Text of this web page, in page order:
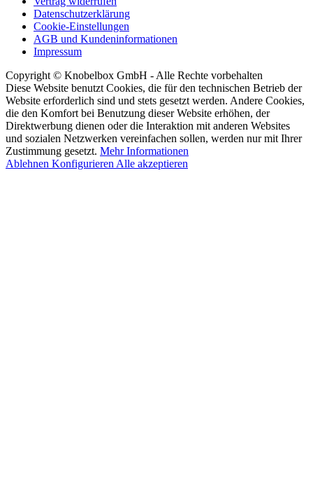
Datenschutzerklärung
Cookie-Einstellungen
AGB und Kundeninformationen
Impressum
Copyright © Knobelbox GmbH - Alle Rechte vorbehalten
Diese Website benutzt Cookies, die für den technischen Betrieb der
Website erforderlich sind und stets gesetzt werden. Andere Cookies,
die den Komfort bei Benutzung dieser Website erhöhen, der
Direktwerbung dienen oder die Interaktion mit anderen Websites
und sozialen Netzwerken vereinfachen sollen, werden nur mit Ihrer
Zustimmung gesetzt. Mehr Informationen
Ablehnen Konfigurieren Alle akzeptieren